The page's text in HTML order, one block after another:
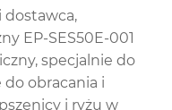
dostawca,
EP-SES50E-001
specjalnie do
obracania i
i ryżu w